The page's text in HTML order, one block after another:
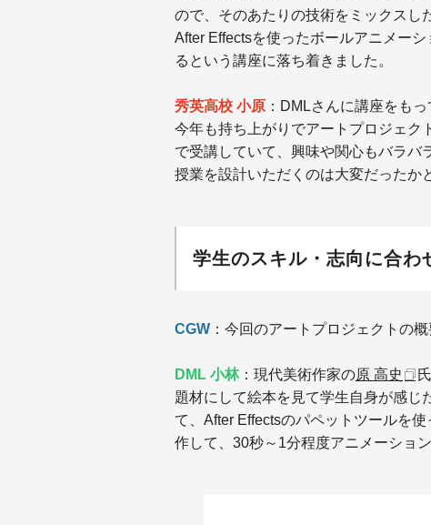
ので、そのあたりの技術をミックスし
After Effectsを使ったボールアニメー
るという講座に落ち着きました。
秀英高校 小原 ：DMLさんに講座をも
今年も持ち上がりでアートプロジェク
で受講していて、興味や関心もバラバ
授業を設計いただくのは大変だったか
学生のスキル・志向に合わ
CGW ：今回のアートプロジェクトの
DML 小林：現代美術作家の原 高史
題材にして絵本を見て学生自身が感じ
て、After Effectsのパペットツールを
作して、30秒～1分程度アニメーショ